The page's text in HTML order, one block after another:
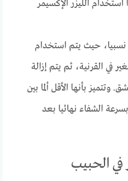
الليزر الإكسيمر
حيث يتم استخدام
في القرنية، ثم يتم إزالة
بأنها الأقل ألما بين
الشفاء نهائيا بعد
الحبيب